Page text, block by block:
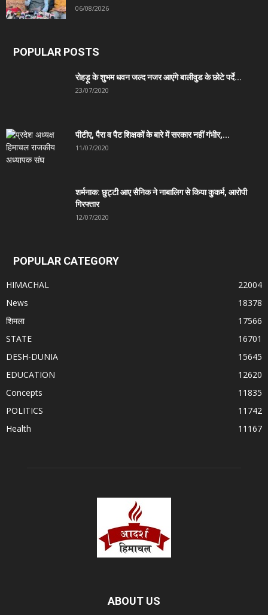
06/08/2026
POPULAR POSTS
रोहड़ू के शुभम धवन जल्द नजर आएंगे बालीवुड के छोटे पर्दे...
23/07/2020
पीटीए, पैरा व पैट शिक्षकों के बारे में सरकार नहीं गंभीर,...
11/07/2020
शर्मनाक: छुट्टी आए सैनिक ने नाबालिग से किया कुकर्म, आरोपी
गिरफ्तार
12/07/2020
POPULAR CATEGORY
HIMACHAL
22004
News
18378
शिमला
17566
STATE
16701
DESH-DUNIA
15645
EDUCATION
12620
Concepts
11835
POLITICS
11742
Health
11167
ABOUT US